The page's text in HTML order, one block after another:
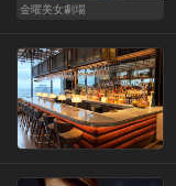
金曜美女劇場